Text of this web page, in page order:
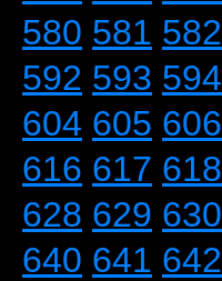
580 581 582
592 593 594
604 605 606
616 617 618
628 629 630
640 641 642